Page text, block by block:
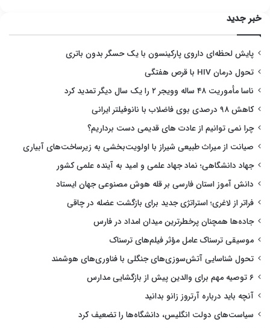
خبر جدید
پایش لحظه‌ای داروی پارکینسون با یک حسگر بدون باتری
تحول درمان HIV با قرص هفتگی
ناسا مأموریت ۴۸ ساله وویجر ۲ را یک سال دیگر تمدید کرد
کاهش ۹۸ درصدی بوی فاضلاب با نانوفیلتر ایرانی
چرا نمی توانیم از عادت های قدیمی دست برداریم؟
صیانت از میراث طبیعی شیراز با اولویت‌بخشی به زیرساخت‌های آبیاری
جهاد دانشگاهی؛ نماد جهاد علمی و امید به آینده علمی کشور
دانش آموز استان فارسی بر قله هوش مصنوعی جهان ایستاد
فراتر از لاغری؛ استراتژی جدید برای بازگشت عضله در چاقی
جاده‌ها همچنان پرخطرترین میدان امداد در فارس
موسیقی ترسناک عامل مؤثر فیلم‌های ترسناک
تحول شناسایی آتش‌سوزی‌های جنگلی با فناوری‌های هوشمند
۶ توصیه مهم برای والدین پیش از بازگشایی مدارس
آنچه باید درباره آرتروز زانو بدانید
سیاست‌های دولت انگلیس، دانشگاه‌ها را تضعیف کرد